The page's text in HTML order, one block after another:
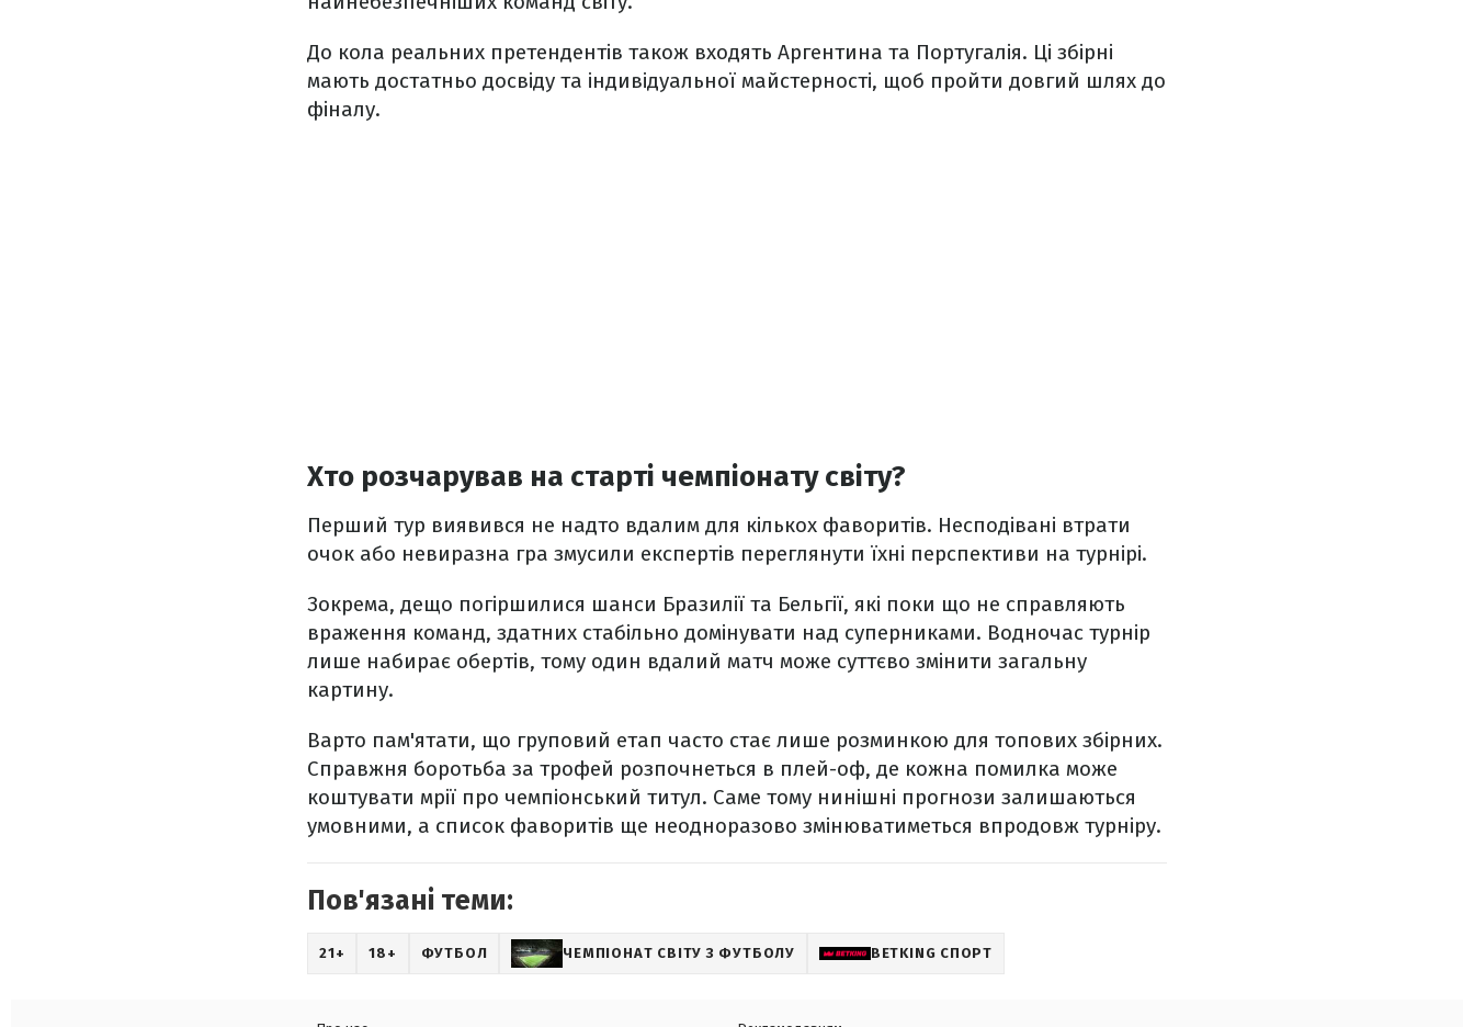
До кола реальних претендентів також входять Аргентина та Португалія. Ці збірні
мають достатньо досвіду та індивідуальної майстерності, щоб пройти довгий шлях до
фіналу.
Хто розчарував на старті чемпіонату світу?
Перший тур виявився не надто вдалим для кількох фаворитів. Несподівані втрати
очок або невиразна гра змусили експертів переглянути їхні перспективи на турнірі.
Зокрема, дещо погіршилися шанси Бразилії та Бельгії, які поки що не справляють
враження команд, здатних стабільно домінувати над суперниками. Водночас турнір
лише набирає обертів, тому один вдалий матч може суттєво змінити загальну
картину.
Варто пам'ятати, що груповий етап часто стає лише розминкою для топових збірних.
Справжня боротьба за трофей розпочнеться в плей-оф, де кожна помилка може
коштувати мрії про чемпіонський титул. Саме тому нинішні прогнози залишаються
умовними, а список фаворитів ще неодноразово змінюватиметься впродовж турніру.
Пов'язані теми:
21+ 18+ ФУТБОЛ ЧЕМПІОНАТ СВІТУ З ФУТБОЛУ BETKING СПОРТ